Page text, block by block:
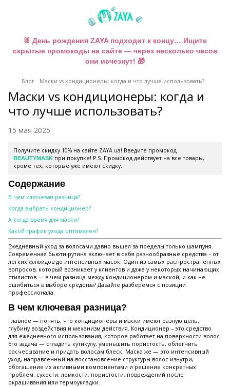
🐰 День рождения ZAYA подходит к концу… Ищите
скрытые промокоды на сайте — через несколько часов
они исчезнут! 🎁
Блог Маски vs кондиционеры: когда и что лучше использовать?
Маски vs кондиционеры: когда и
что лучше использовать?
15 мая 2025
Получите скидку 10% на сайте ZAYA.ua! Введите промокод
BEAUTYMASK при покупке! P.S. Промокод действует на все товары,
кроме тех, которые уже имеют скидку.
Содержание
В чем ключевая разница?
Когда выбрать кондиционер?
А когда время для маски?
Какой график ухода оптимален?
Ежедневный уход за волосами давно вышел за пределы только шампуня.
Современная бьюти-рутина включает в себя разнообразные средства – от
легких флюидов до интенсивных масок. Один из самых распространенных
вопросов, который возникает у клиентов и даже у некоторых начинающих
стилистов — в чем разница между кондиционером и маской, и как не
ошибиться в выборе средства? Давайте разберемся с позиции
профессионала.
В чем ключевая разница?
Главное — понять, что кондиционеры и маски имеют разную цель,
глубину воздействия и механизм действия. Кондиционер – это средство
для ежедневного использования, которое работает на поверхности волос.
Его задача — сгладить кутикулу, уменьшить пористость, облегчить
расчесывание и придать волосам блеск. Маска же — это интенсивный
уход, направленный на восстановление структуры волос изнутри,
обогащение их активными компонентами и решение конкретных
проблем: сухости, ломкости, пористости, повреждений после
окрашивания или термоукладки.